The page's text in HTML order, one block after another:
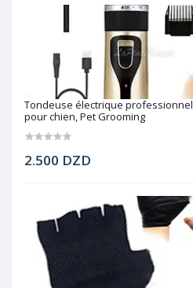
Tondeuse électrique professionnel
pour chien, Pet Grooming
2.500 DZD